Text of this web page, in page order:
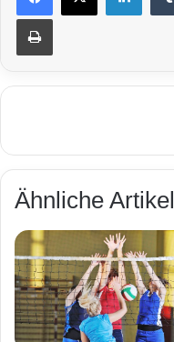
Drucken
Ähnliche Artikel